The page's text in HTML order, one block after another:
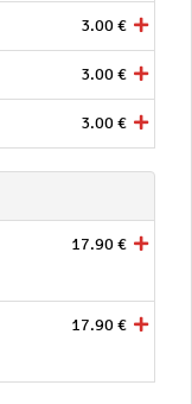
3.00 €
3.00 €
3.00 €
17.90 €
17.90 €